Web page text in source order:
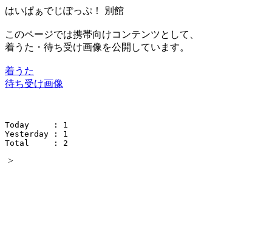
はいぱぁでじぽっぷ！ 別館
このページでは携帯向けコンテンツとして、
着うた・待ち受け画像を公開しています。
着うた
待ち受け画像
Today     : 1
Yesterday : 1
Total     : 2
>